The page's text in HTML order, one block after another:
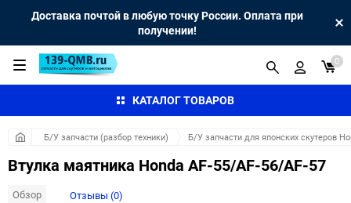
Доставка почтой в любую точку России. Оплата при
получении!
КАТАЛОГ ТОВАРОВ
0
Б/У запчасти (разбор техники) Б/У запчасти для японских скутеров
Втулка маятника Honda AF-55/AF-56/AF-57
Обзор Отзывы (0)